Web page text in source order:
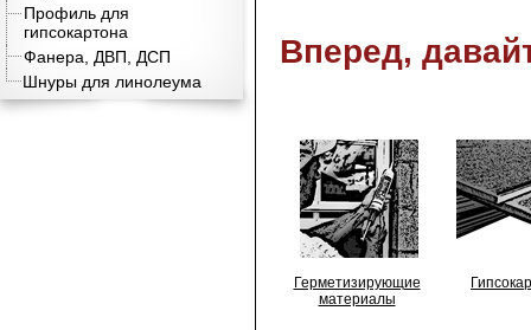
Профиль для
гипсокартона
Фанера, ДВП, ДСП
Шнуры для линолеума
Вперед,
Герметизирующие
материалы